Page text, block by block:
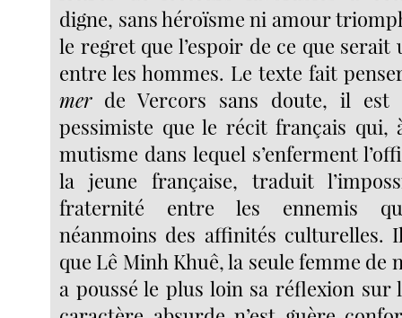
digne, sans héroïsme ni amour
le regret que l’espoir de ce que serait
entre les hommes. Le texte fait
merde Vercors sans doute, il est
pessimiste que le récit français qui,
mutisme dans lequel s’enferment
la jeune française, traduit
fraternité entre les ennemis
néanmoins des affinités culturelles.
que Lê Minh Khuê, la seule femme de
a poussé le plus loin sa réflexion sur